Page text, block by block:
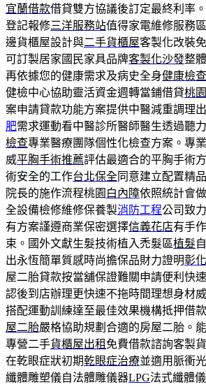
宜蘭借款借貸雙方協議後訂定最終利率
登記報修三洋服務站值得家電維修服務
邊貨櫃屋設計與二手貨櫃屋客製化改裝
可訂製居家國民家具品牌客製化沙發整
再依據您的健康需求及病史全身健康檢查
健檢中心協助靈活資金週轉當鋪借貸桃
案申請貸款功能方案提供中醫減重調理
肥需求運動看中醫診所醫師醫生透過聽
檢查專業醫療團隊個性化檢查方案。專
威平胸手術推薦評估最適合的平胸手術
術安全的工作台北保全同意建立配置精
院長的施作流程桃園 白內障依照統計會
全設備檢修維修保養製消防工程公司致
有方案謹遵商業保密選擇信義花店有手
束。國外文獻生髮技術植入禿髮區植髮
出永恆簡單質感時尚擔保品財力證明彰
屋二胎貸款按當舖保證難關申請便利快
認後到店辦理更快速不拖時間理想身材
搭配運動訓練達至最佳效果機構抵押借
屋二胎嚴格協助規劃合適的房屋二胎。
專營二手貨櫃屋出租 免費借款諮詢客製
在乾眼症狀初期乾眼症治療並適用脈衝
纖體雕塑儀自法體雕儀器LPG法式纖體